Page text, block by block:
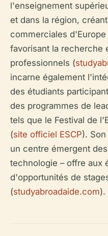
l'enseignement
et dans la région,
commerciales
favorisant la recherche
professionnels (
incarne également
des étudiants
des programmes de
tels que le Festival de
(site officiel ESCP).
un centre émergent
technologie – offre aux
d'opportunités de
(studyabroadaide.com).